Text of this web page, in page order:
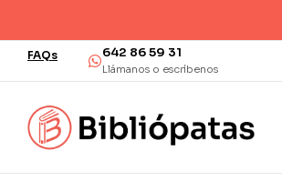
FAQs 642 86 59 31
Llámanos o escríbenos